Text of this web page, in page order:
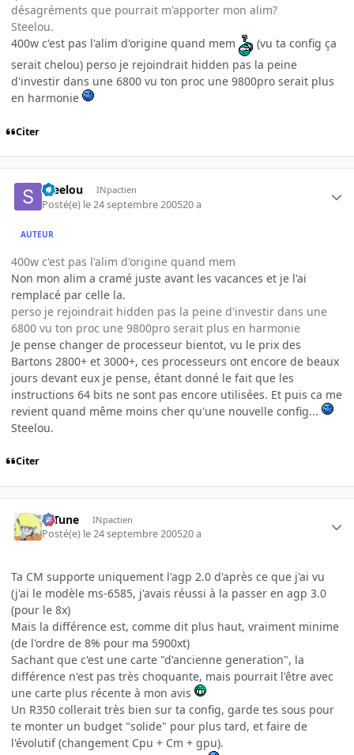
désagréments que pourrait m'apporter mon alim?
Steelou.
400w c'est pas l'alim d'origine quand mem
(vu ta config ça
serait chelou) perso je rejoindrait hidden pas la peine
d'investir dans une 6800 vu ton proc une 9800pro serait plus
en harmonie
Citer
Steelou INpactien
Posté(e) le 24 septembre 200520 a
AUTEUR
400w c'est pas l'alim d'origine quand mem
Non mon alim a cramé juste avant les vacances et je l'ai
remplacé par celle la.
perso je rejoindrait hidden pas la peine d'investir dans une
6800 vu ton proc une 9800pro serait plus en harmonie
Je pense changer de processeur bientot, vu le prix des
Bartons 2800+ et 3000+, ces processeurs ont encore de beaux
jours devant eux je pense, étant donné le fait que les
instructions 64 bits ne sont pas encore utilisées. Et puis ca me
revient quand même moins cher qu'une nouvelle config...
Steelou.
Citer
D-Tune INpactien
Posté(e) le 24 septembre 200520 a
Ta CM supporte uniquement l'agp 2.0 d'après ce que j'ai vu
(j'ai le modèle ms-6585, j'avais réussi à la passer en agp 3.0
(pour le 8x)
Mais la différence est, comme dit plus haut, vraiment minime
(de l'ordre de 8% pour ma 5900xt)
Sachant que c'est une carte "d'ancienne generation", la
différence n'est pas très choquante, mais pourrait l'être avec
une carte plus récente à mon avis
Un R350 collerait très bien sur ta config, garde tes sous pour
te monter un budget "solide" pour plus tard, et faire de
l'évolutif (changement Cpu + Cm + gpu).